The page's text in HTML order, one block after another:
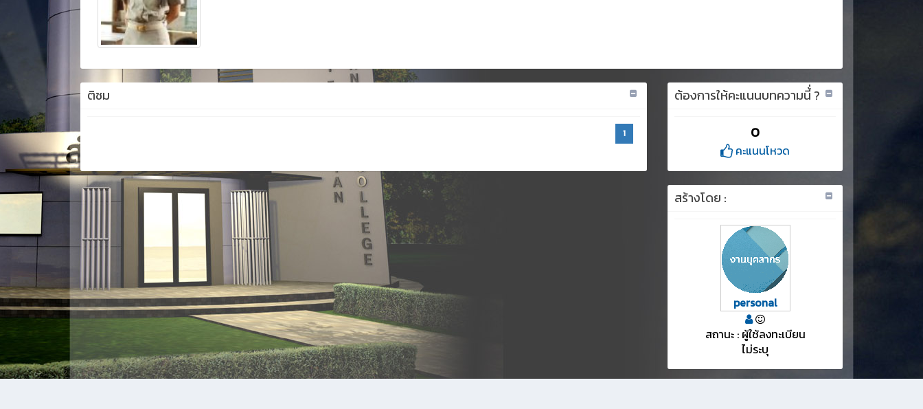
ติชม
1
ต้องการให้คะแนนบทความนี้่ ?
0
คะแนนโหวด
สร้างโดย :
personal
สถานะ : ผู้ใช้ลงทะเบียน
ไม่ระบุ